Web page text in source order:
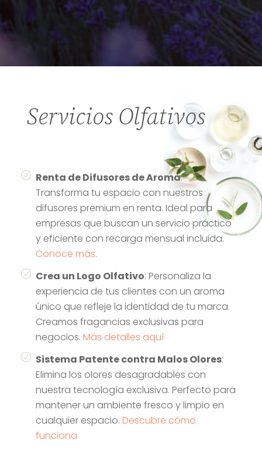
Servicios Olfativos
Renta de Difusores de Aroma:
Transforma tu espacio con nuestros
difusores premium en renta. Ideal para
empresas que buscan un servicio práctico
y eficiente con recarga mensual incluida.
Conoce más.
Crea un Logo Olfativo: Personaliza la
experiencia de tus clientes con un aroma
único que refleje la identidad de tu marca.
Creamos fragancias exclusivas para
negocios. Más detalles aquí
Sistema Patente contra Malos Olores:
Elimina los olores desagradables con
nuestra tecnología exclusiva. Perfecto para
mantener un ambiente fresco y limpio en
cualquier espacio. Descubre cómo
funciona